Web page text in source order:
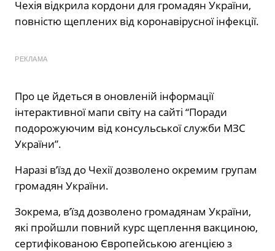
Чехія відкрила кордони для громадян України,
повністю щеплених від коронавірусної інфекції.
РЕКЛАМА
Про це йдеться в оновленій інформації
інтерактивної мапи світу на сайті “Поради
подорожуючим від консульської служби МЗС
України”.
Наразі в’їзд до Чехії дозволено окремим групам
громадян України.
Зокрема, в’їзд дозволено громадянам України,
які пройшли повний курс щеплення вакциною,
сертифікованою Європейською агенцією з